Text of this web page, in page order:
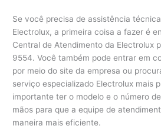
Se você precisa de assistência
Electrolux, a primeira coisa a fazer é
Central de Atendimento da Electrolux
9554. Você também pode entrar em
por meio do site da empresa ou
serviço especializado Electrolux mais
importante ter o modelo e o número
mãos para que a equipe de
maneira mais eficiente.